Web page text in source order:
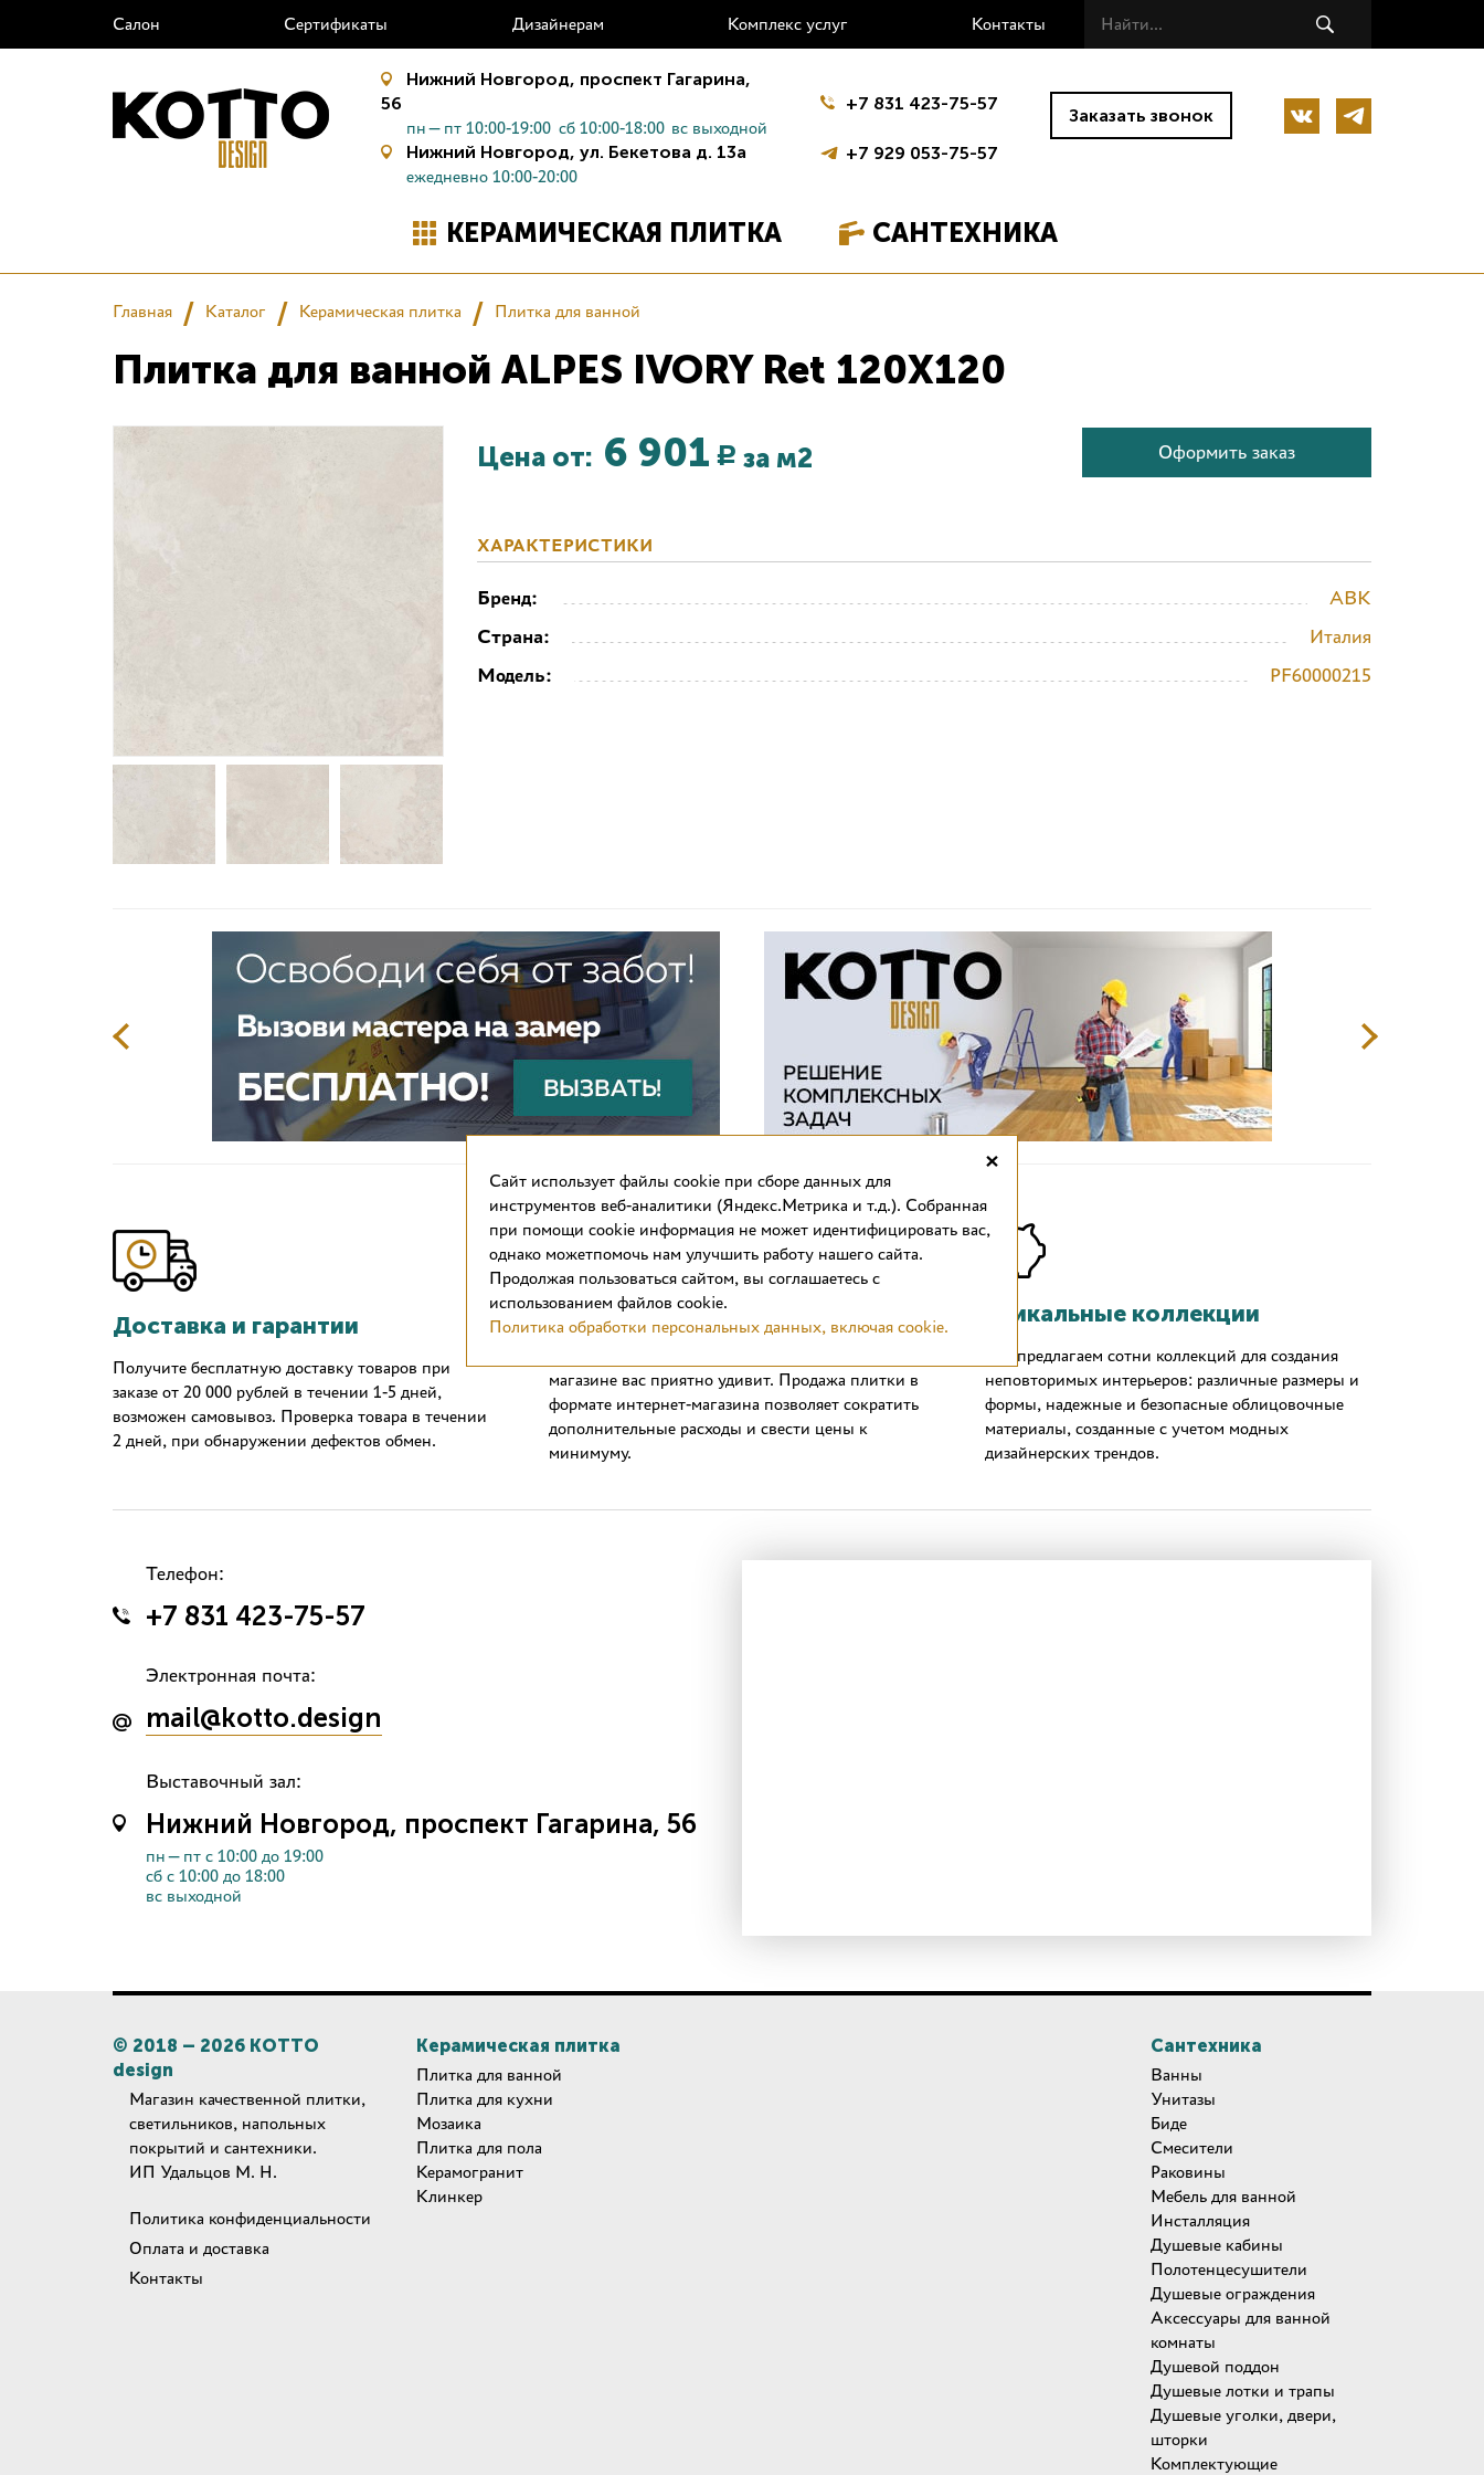
Салон Сертификаты Дизайнерам Комплекс услуг Контакты
Нижний Новгород, проспект Гагарина,
56
пн—пт 10:00-19:00 сб 10:00-18:00 вс выходной
Нижний Новгород, ул. Бекетова д. 13а
ежедневно 10:00-20:00
+7 831 423-75-57
+7 929 053-75-57
Заказать звонок
КЕРАМИЧЕСКАЯ ПЛИТКА САНТЕХНИКА
Главная Каталог Керамическая плитка Плитка для ванной
Плитка для ванной ALPES IVORY Ret 120X120
Цена от: 6 901 Р за м2 Оформить заказ
ХАРАКТЕРИСТИКИ
Бренд:
ABK
Страна:
Италия
Модель:
PF60000215
Доставка и гарантии
Получите бесплатную доставку товаров при
заказе от 20 000 рублей в течении 1-5 дней,
возможен самовывоз. Проверка товара в течении
2 дней, при обнаружении дефектов обмен.
Выгодные цены
магазине вас приятно удивит. Продажа плитки в
формате интернет-магазина позволяет сократить
дополнительные расходы и свести цены к
минимуму.
Уникальные коллекции
Мы предлагаем сотни коллекций для создания
неповторимых интерьеров: различные размеры и
формы, надежные и безопасные облицовочные
материалы, созданные с учетом модных
дизайнерских трендов.
Телефон:
+7 831 423-75-57
Электронная почта:
mail@kotto.design
Выставочный зал:
Нижний Новгород, проспект Гагарина, 56
пн—пт с 10:00 до 19:00
сб с 10:00 до 18:00
вс выходной
© 2018 – 2026 КОТТО
design
Магазин качественной плитки,
светильников, напольных
покрытий и сантехники.
ИП Удальцов М. Н.
Политика конфиденциальности
Оплата и доставка
Контакты
Керамическая плитка
Плитка для ванной
Плитка для кухни
Мозаика
Плитка для пола
Керамогранит
Клинкер
Сантехника
Ванны
Унитазы
Биде
Смесители
Раковины
Мебель для ванной
Инсталляция
Душевые кабины
Полотенцесушители
Душевые ограждения
Аксессуары для ванной
комнаты
Душевой поддон
Душевые лотки и трапы
Душевые уголки, двери,
шторки
Комплектующие
×
Cайт использует файлы cookie при сборе данных для
инструментов веб-аналитики (Яндекс.Метрика и т.д.). Собранная
при помощи cookie информация не может идентифицировать вас,
однако можетпомочь нам улучшить работу нашего сайта.
Продолжая пользоваться сайтом, вы соглашаетесь с
использованием файлов cookie.
Политика обработки персональных данных, включая cookie.